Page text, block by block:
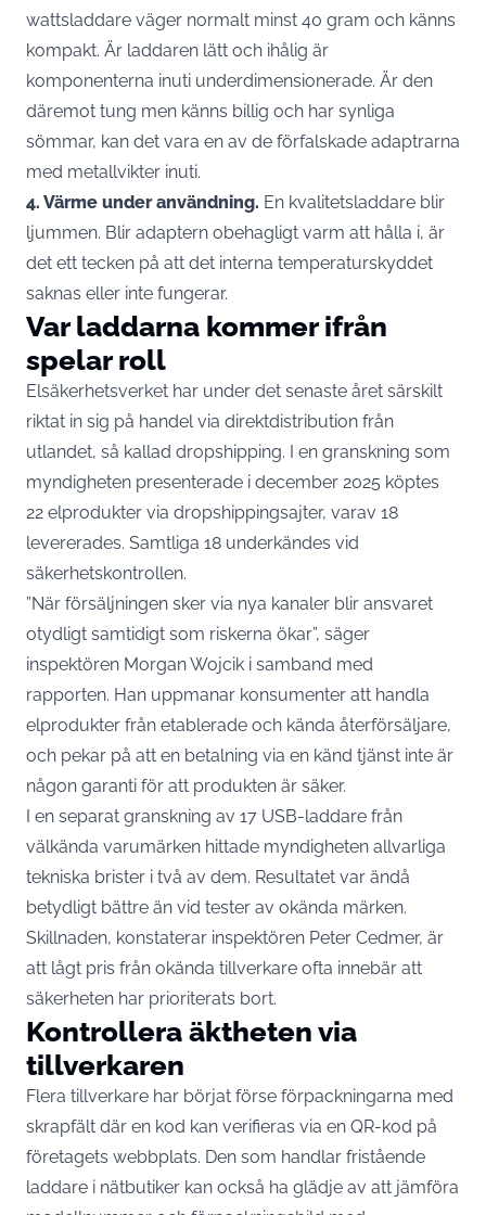
wattsladdare väger normalt minst 40 gram och känns
kompakt. Är laddaren lätt och ihålig är
komponenterna inuti underdimensionerade. Är den
däremot tung men känns billig och har synliga
sömmar, kan det vara en av de förfalskade adaptrarna
med metallvikter inuti.
4. Värme under användning. En kvalitetsladdare blir
ljummen. Blir adaptern obehagligt varm att hålla i, är
det ett tecken på att det interna temperaturskyddet
saknas eller inte fungerar.
Var laddarna kommer ifrån
spelar roll
Elsäkerhetsverket har under det senaste året särskilt
riktat in sig på handel via direktdistribution från
utlandet, så kallad dropshipping. I en granskning som
myndigheten presenterade i december 2025 köptes
22 elprodukter via dropshippingsajter, varav 18
levererades. Samtliga 18 underkändes vid
säkerhetskontrollen.
”När försäljningen sker via nya kanaler blir ansvaret
otydligt samtidigt som riskerna ökar”, säger
inspektören Morgan Wojcik i samband med
rapporten. Han uppmanar konsumenter att handla
elprodukter från etablerade och kända återförsäljare,
och pekar på att en betalning via en känd tjänst inte är
någon garanti för att produkten är säker.
I en separat granskning av 17 USB-laddare från
välkända varumärken hittade myndigheten allvarliga
tekniska brister i två av dem. Resultatet var ändå
betydligt bättre än vid tester av okända märken.
Skillnaden, konstaterar inspektören Peter Cedmer, är
att lågt pris från okända tillverkare ofta innebär att
säkerheten har prioriterats bort.
Kontrollera äktheten via
tillverkaren
Flera tillverkare har börjat förse förpackningarna med
skrapfält där en kod kan verifieras via en QR-kod på
företagets webbplats. Den som handlar fristående
laddare i nätbutiker kan också ha glädje av att jämföra